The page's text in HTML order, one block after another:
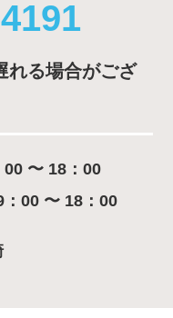
れる場合がござ
00 〜 18：00
：00 〜 18：00